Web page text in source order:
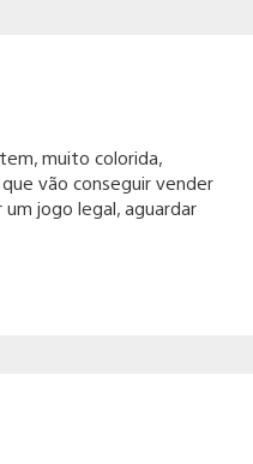
muito colorida,
vão conseguir vender
jogo legal, aguardar